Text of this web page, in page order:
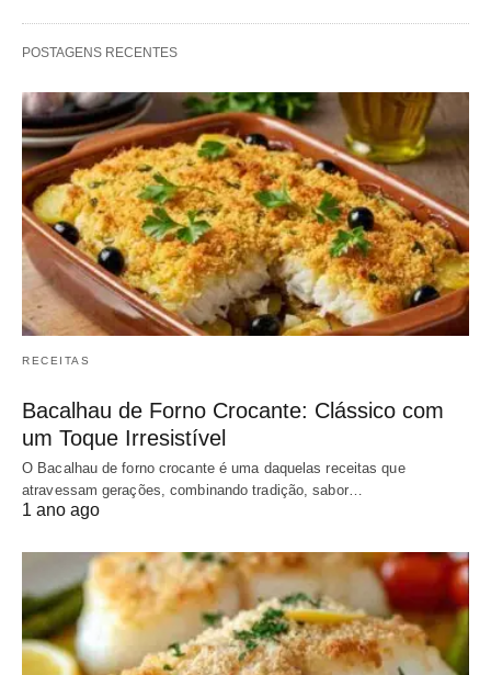
POSTAGENS RECENTES
RECEITAS
Bacalhau de Forno Crocante: Clássico com
um Toque Irresistível
O Bacalhau de forno crocante é uma daquelas receitas que
atravessam gerações, combinando tradição, sabor…
1 ano ago